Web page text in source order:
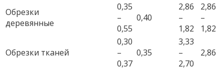
Обрезки
деревянные
0,35
–
0,55
0,40
2,86
–
1,82
2,86
–
1,82
Обрезки тканей
0,30
–
0,37
0,35
3,33
–
2,70
2,86